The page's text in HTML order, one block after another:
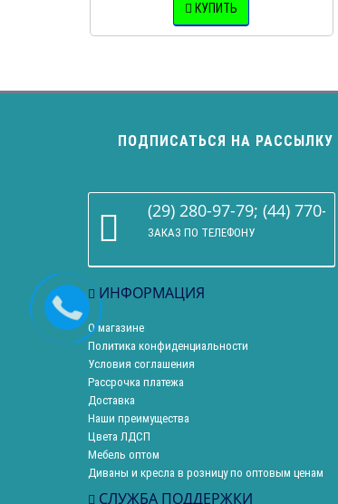
КУПИТЬ
ПОДПИСАТЬСЯ НА РАССЫЛКУ
(29) 280-97-79; (44) 770-
ЗАКАЗ ПО ТЕЛЕФОНУ
ИНФОРМАЦИЯ
О магазине
Политика конфиденциальности
Условия соглашения
Рассрочка платежа
Доставка
Наши преимущества
Цвета ЛДСП
Мебель оптом
Диваны и кресла в розницу по оптовым ценам
СЛУЖБА ПОДДЕРЖКИ